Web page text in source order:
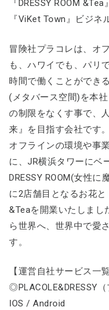
『DRESSY ROOM
『ViKet Town』ビジネ
冒険社プラコレは、オ
も、ハワイでも、パリ
時間で働くことができ
(メタバース空間)を本
の制限をなくす事で、
来』を目指す会社です。
オフラインの環境や事
に、JR横浜タワーにベ
DRESSY ROOM(女性
に2店舗目となるお花と
&Teaを開業いたしまし
ら世界へ、世界中で愛
す。
【運営自社サービス一覧
◎PLACOLE&DRESSY
IOS / Android